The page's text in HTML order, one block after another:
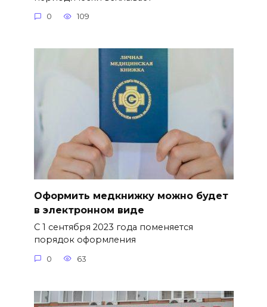
0 109
Оформить медкнижку можно будет
в электронном виде
С 1 сентября 2023 года поменяется
порядок оформления
0 63